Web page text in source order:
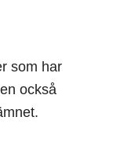
som har
också